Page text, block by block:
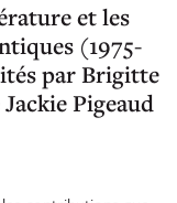
et les
(1975-
par Brigitte
Pigeaud